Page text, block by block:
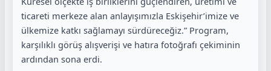
ticareti merkeze alan anlayışımızla Eskişehir’imize ve
ülkemize katkı sağlamayı sürdüreceğiz.” Program,
karşılıklı görüş alışverişi ve hatıra fotoğrafı çekiminin
ardından sona erdi.